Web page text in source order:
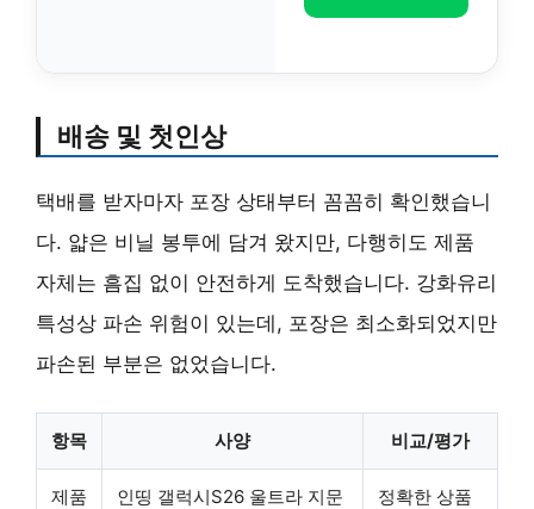
배송 및 첫인상
택배를 받자마자 포장 상태부터 꼼꼼히 확인했습니
다. 얇은 비닐 봉투에 담겨 왔지만, 다행히도 제품
자체는 흠집 없이 안전하게 도착했습니다. 강화유리
특성상 파손 위험이 있는데, 포장은 최소화되었지만
파손된 부분은 없었습니다.
항목 사양 비교/평가
제품
인띵 갤럭시S26 울트라 지문
정확한 상품